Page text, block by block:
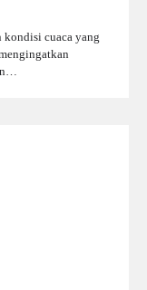
kondisi cuaca yang